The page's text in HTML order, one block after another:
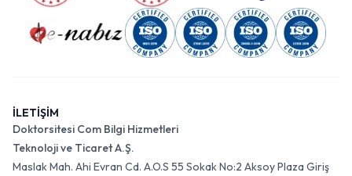
İLETİŞİM
Doktorsitesi Com Bilgi Hizmetleri
Teknoloji ve Ticaret A.Ş.
Maslak Mah. Ahi Evran Cd. A.O.S 55 Sokak No:2 Aksoy Plaza Giriş